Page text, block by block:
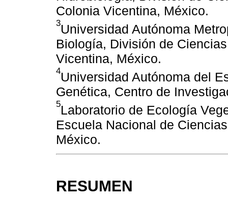
Colonia Vicentina, México.
3Universidad Autónoma
Biología, División de
Vicentina, México.
4Universidad Autónoma del
Genética, Centro de
5Laboratorio de Ecología
Escuela Nacional de
México.
RESUMEN